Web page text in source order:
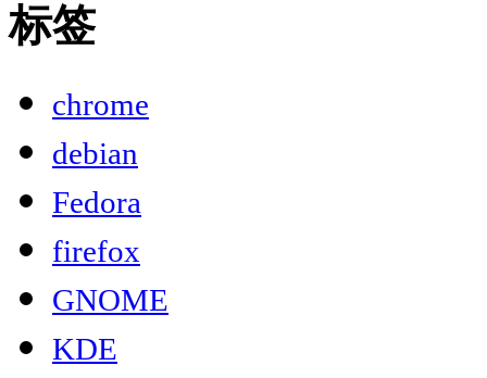
标签
chrome
debian
Fedora
firefox
GNOME
KDE